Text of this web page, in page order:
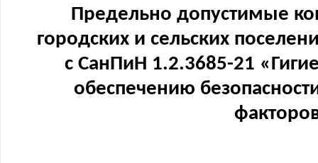
Предельно допустимые
городских и сельских
с СанПиН 1.2.3685-21
обеспечению